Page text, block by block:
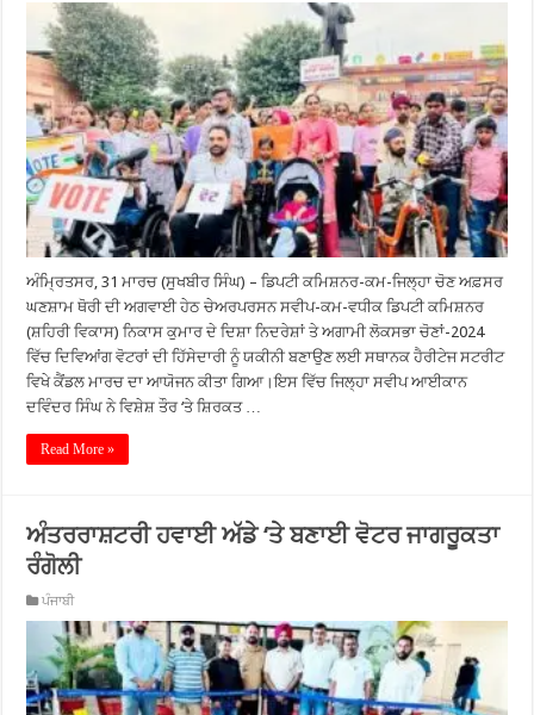
ਅੰਮ੍ਰਿਤਸਰ, 31 ਮਾਰਚ (ਸੁਖਬੀਰ ਸਿੰਘ) – ਡਿਪਟੀ ਕਮਿਸ਼ਨਰ-ਕਮ-ਜਿਲ੍ਹਾ ਚੋਣ ਅਫ਼ਸਰ
ਘਣਸ਼ਾਮ ਥੋਰੀ ਦੀ ਅਗਵਾਈ ਹੇਠ ਚੇਅਰਪਰਸਨ ਸਵੀਪ-ਕਮ-ਵਧੀਕ ਡਿਪਟੀ ਕਮਿਸ਼ਨਰ
(ਸ਼ਹਿਰੀ ਵਿਕਾਸ) ਨਿਕਾਸ ਕੁਮਾਰ ਦੇ ਦਿਸ਼ਾ ਨਿਦਰੇਸ਼ਾਂ ਤੇ ਅਗਾਮੀ ਲੋਕਸਭਾ ਚੋਣਾਂ-2024
ਵਿੱਚ ਦਿਵਿਆਂਗ ਵੋਟਰਾਂ ਦੀ ਹਿੱਸੇਦਾਰੀ ਨੂੰ ਯਕੀਨੀ ਬਣਾਉਣ ਲਈ ਸਥਾਨਕ ਹੈਰੀਟੇਜ ਸਟਰੀਟ
ਵਿਖੇ ਕੈਂਡਲ ਮਾਰਚ ਦਾ ਆਯੋਜਨ ਕੀਤਾ ਗਿਆ।ਇਸ ਵਿੱਚ ਜਿਲ੍ਹਾ ਸਵੀਪ ਆਈਕਾਨ
ਦਵਿੰਦਰ ਸਿੰਘ ਨੇ ਵਿਸ਼ੇਸ਼ ਤੌਰ ‘ਤੇ ਸ਼ਿਰਕਤ …
Read More »
ਅੰਤਰਰਾਸ਼ਟਰੀ ਹਵਾਈ ਅੱਡੇ ‘ਤੇ ਬਣਾਈ ਵੋਟਰ ਜਾਗਰੂਕਤਾ
ਰੰਗੋਲੀ
ਪੰਜਾਬੀ